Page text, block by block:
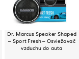
Dr. Marcus Speaker Shaped
– Sport Fresh – Osviežovač
vzduchu do auta